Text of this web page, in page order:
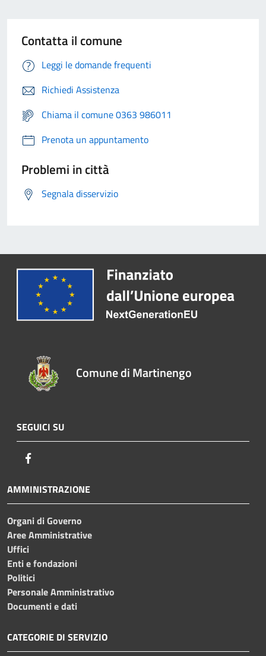
Contatta il comune
Leggi le domande frequenti
Richiedi Assistenza
Chiama il comune 0363 986011
Prenota un appuntamento
Problemi in città
Segnala disservizio
Comune di Martinengo
SEGUICI SU
AMMINISTRAZIONE
Organi di Governo
Aree Amministrative
Uffici
Enti e fondazioni
Politici
Personale Amministrativo
Documenti e dati
CATEGORIE DI SERVIZIO